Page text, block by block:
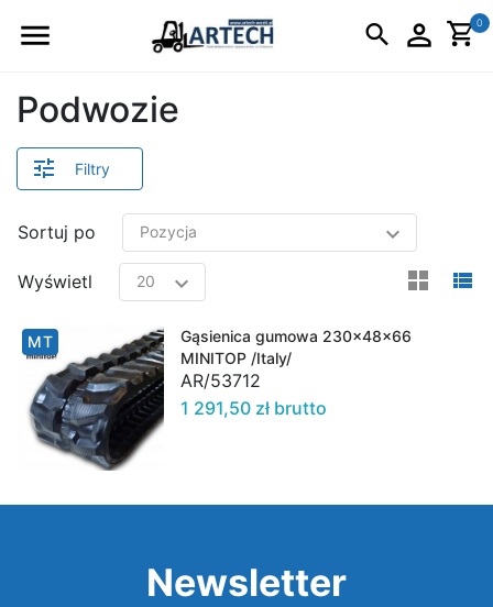
0
Podwozie
Filtry
Sortuj po
Wyświetl
MT
Gąsienica gumowa 230x48x66
MINITOP /Italy/
AR/53712
1 291,50 zł brutto
Newsletter